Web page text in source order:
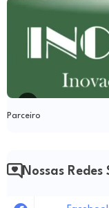
Parceiro
Nossas Redes